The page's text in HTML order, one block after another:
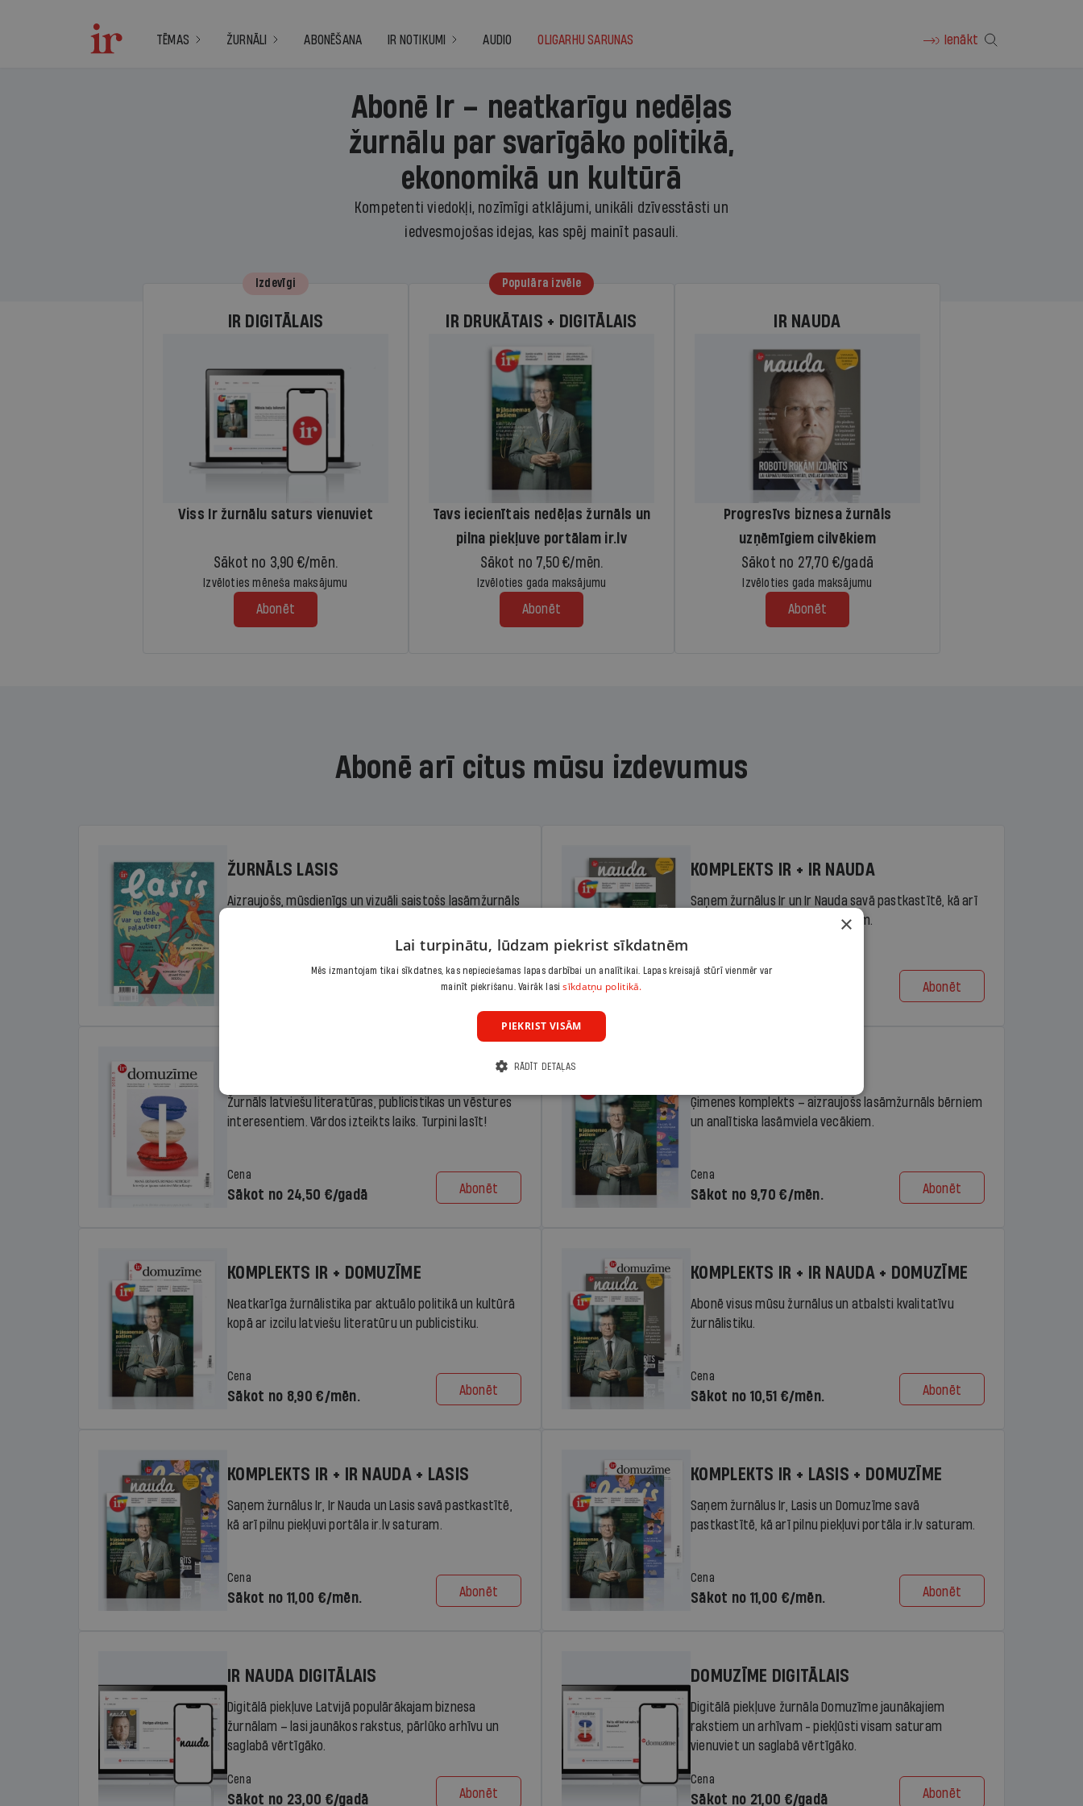
TĒMAS ŽURNĀLI ABONĒŠANA IR NOTIKUMI AUDIO OLIGARHU SARUNAS Ienākt
Abonē Ir – neatkarīgu nedēļas
žurnālu par svarīgāko politikā,
ekonomikā un kultūrā
Kompetenti viedokļi, nozīmīgi atklājumi, unikāli dzīvesstāsti un
iedvesmojošas idejas, kas spēj mainīt pasauli.
Izdevīgi
IR DIGITĀLAIS
Viss Ir žurnālu saturs vienuviet
Sākot no 3,90 €/mēn.
Izvēloties mēneša maksājumu
Abonēt
Populāra izvēle
IR DRUKĀTAIS + DIGITĀLAIS
Tavs iecienītais nedēļas žurnāls un
pilna piekļuve portālam ir.lv
Sākot no 7,50 €/mēn.
Izvēloties gada maksājumu
Abonēt
IR NAUDA
Progresīvs biznesa žurnāls
uzņēmīgiem cilvēkiem
Sākot no 27,70 €/gadā
Izvēloties gada maksājumu
Abonēt
Abonē arī citus mūsu izdevumus
ŽURNĀLS LASIS
Aizraujošs, mūsdienīgs un vizuāli saistošs lasāmžurnāls
Abonēt
KOMPLEKTS IR + IR NAUDA
Saņem žurnālus Ir un Ir Nauda savā pastkastītē, kā arī
pilnu piekļuvi portāla ir.lv saturam.
Cena
Abonēt
Žurnāls latviešu literatūras, publicistikas un vēstures
interesentiem. Vārdos izteikts laiks. Turpini lasīt!
Cena
Sākot no 24,50 €/gadā Abonēt
Ģimenes komplekts – aizraujošs lasāmžurnāls bērniem
un analītiska lasāmviela vecākiem.
Cena
Sākot no 9,70 €/mēn. Abonēt
KOMPLEKTS IR + DOMUZĪME
Neatkarīga žurnālistika par aktuālo politikā un kultūrā
kopā ar izcilu latviešu literatūru un publicistiku.
Cena
Sākot no 8,90 €/mēn. Abonēt
KOMPLEKTS IR + IR NAUDA + DOMUZĪME
Abonē visus mūsu žurnālus un atbalsti kvalitatīvu
žurnālistiku.
Cena
Sākot no 10,51 €/mēn. Abonēt
KOMPLEKTS IR + IR NAUDA + LASIS
Saņem žurnālus Ir, Ir Nauda un Lasis savā pastkastītē,
kā arī pilnu piekļuvi portāla ir.lv saturam.
Cena
Sākot no 11,00 €/mēn. Abonēt
KOMPLEKTS IR + LASIS + DOMUZĪME
Saņem žurnālus Ir, Lasis un Domuzīme savā
pastkastītē, kā arī pilnu piekļuvi portāla ir.lv saturam.
Cena
Sākot no 11,00 €/mēn. Abonēt
IR NAUDA DIGITĀLAIS
Digitālā piekļuve Latvijā populārākajam biznesa
žurnālam – lasi jaunākos rakstus, pārlūko arhīvu un
saglabā vērtīgāko.
Cena
Sākot no 23,00 €/gadā Abonēt
DOMUZĪME DIGITĀLAIS
Digitālā piekļuve žurnāla Domuzīme jaunākajiem
rakstiem un arhīvam - piekļūsti visam saturam
vienuviet un saglabā vērtīgāko.
Cena
Sākot no 21,00 €/gadā Abonēt
×
Lai turpinātu, lūdzam piekrist sīkdatnēm
Mēs izmantojam tikai sīkdatnes, kas nepieciešamas lapas darbībai un analītikai. Lapas kreisajā stūrī vienmēr var
mainīt piekrišanu. Vairāk lasisīkdatņu politikā.
PIEKRIST VISĀM
RĀDĪT DETAĻAS